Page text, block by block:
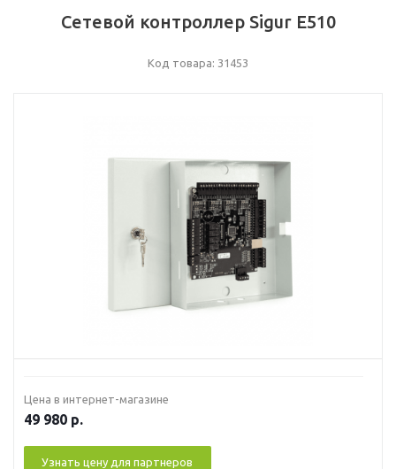
Сетевой контроллер Sigur E510
Код товара: 31453
Цена в интернет-магазине
49 980 р.
Узнать цену для партнеров